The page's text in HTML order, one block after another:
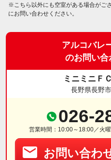
※こちら以外にも空室がある場合がご
にお問い合わせください。
アルコバ
のお問い合
ミニミニＦ
長野県長野
026-
営業時間：10:00～18:00／火
お問い合わ